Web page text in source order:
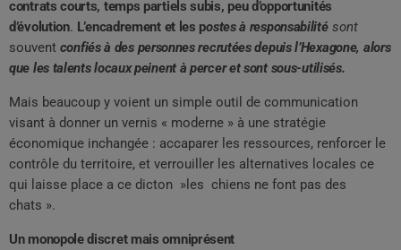
contrats courts, temps partiels subis, peu d’opportunités
d’évolution. L’encadrement et les postes à responsabilitésont
souvent confiés à des personnes recrutées depuis l’Hexagone, alors
que les talents locaux peinent à percer et sont sous-utilisés.
Mais beaucoup y voient un simple outil de communication
visant à donner un vernis « moderne » à une stratégie
économique inchangée : accaparer les ressources, renforcer le
contrôle du territoire, et verrouiller les alternatives locales ce
qui laisse place a ce dicton »les chiens ne font pas des
chats ».
Un monopole discret mais omniprésent